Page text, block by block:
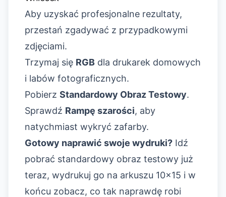
Aby uzyskać profesjonalne rezultaty,
przestań zgadywać z przypadkowymi
zdjęciami.
Trzymaj się RGB dla drukarek domowych
i labów fotograficznych.
Pobierz Standardowy Obraz Testowy.
Sprawdź Rampę szarości, aby
natychmiast wykryć zafarby.
Gotowy naprawić swoje wydruki? Idź
pobrać standardowy obraz testowy już
teraz, wydrukuj go na arkuszu 10x15 i w
końcu zobacz, co tak naprawdę robi